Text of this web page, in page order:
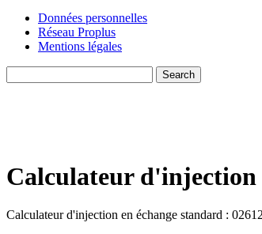
Données personnelles
Réseau Proplus
Mentions légales
Calculateur d'injection
Calculateur d'injection en échange standard :